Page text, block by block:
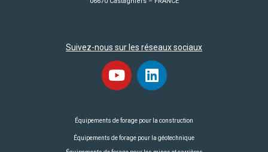
Suivez-nous sur les réseaux sociaux
Équipements de forage pour la construction
Équipements de forage pour la géotechnique